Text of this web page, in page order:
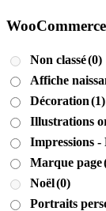
Non classé(0)
Affiche
Décoration(1)
Illustrations
Impressions
Marque page
Noël(0)
Portraits